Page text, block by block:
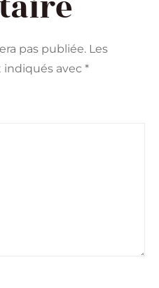
pas publiée. Les
avec *